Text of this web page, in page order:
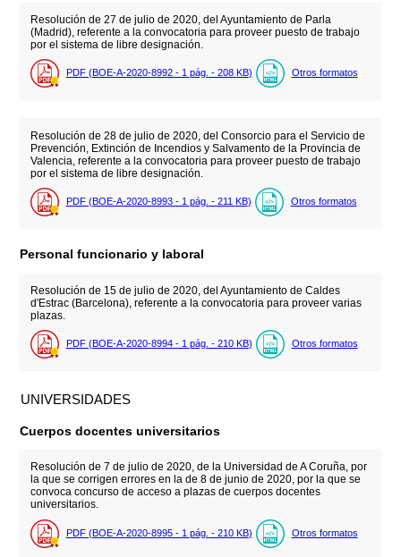
Resolución de 27 de julio de 2020, del Ayuntamiento de Parla
(Madrid), referente a la convocatoria para proveer puesto de trabajo
por el sistema de libre designación.
PDF (BOE-A-2020-8992 - 1 pág. - 208 KB) Otros formatos
Resolución de 28 de julio de 2020, del Consorcio para el Servicio de
Prevención, Extinción de Incendios y Salvamento de la Provincia de
Valencia, referente a la convocatoria para proveer puesto de trabajo
por el sistema de libre designación.
PDF (BOE-A-2020-8993 - 1 pág. - 211 KB) Otros formatos
Personal funcionario y laboral
Resolución de 15 de julio de 2020, del Ayuntamiento de Caldes
d'Estrac (Barcelona), referente a la convocatoria para proveer varias
plazas.
PDF (BOE-A-2020-8994 - 1 pág. - 210 KB) Otros formatos
UNIVERSIDADES
Cuerpos docentes universitarios
Resolución de 7 de julio de 2020, de la Universidad de A Coruña, por
la que se corrigen errores en la de 8 de junio de 2020, por la que se
convoca concurso de acceso a plazas de cuerpos docentes
universitarios.
PDF (BOE-A-2020-8995 - 1 pág. - 210 KB) Otros formatos